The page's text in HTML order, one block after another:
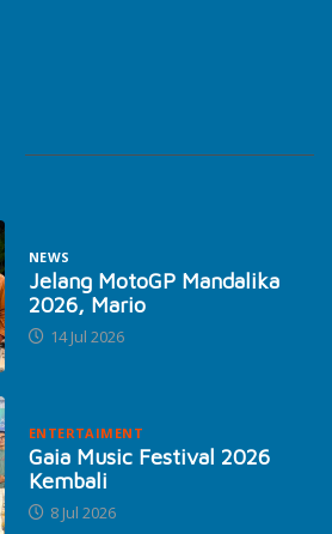
NEWS
Jelang MotoGP Mandalika
2026, Mario
14 Jul 2026
ENTERTAIMENT
Gaia Music Festival 2026
Kembali
8 Jul 2026